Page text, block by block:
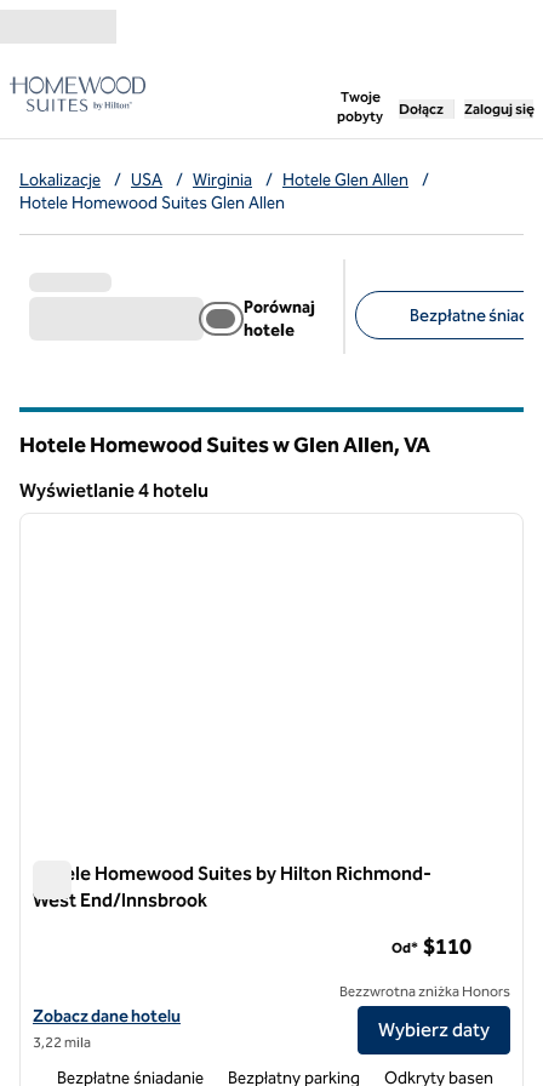
Przejdź do treści
Twoje
pobyty
,otwiera nową
Dołącz Zaloguj się
Lokalizacje / USA / Wirginia / Hotele Glen Allen
/
Hotele Homewood Suites Glen Allen
Porównaj
hotele
Bezpłatne
Hotele Homewood Suites w Glen Allen,VA
Wyświetlanie 4 hotelu
Wyświetlanie 4 hotelu
1 z 12
Hotele Homewood Suites by Hilton Richmond-
West End/Innsbrook
Zobacz szczegóły hotelu Homewood Suites by Hilton Richmond-
Zobacz dane hotelu
3,22 mila
Od* $110
Bezzwrotna zniżka Honors
Wybierz daty
Bezpłatne śniadanie Bezpłatny parking Odkryty basen